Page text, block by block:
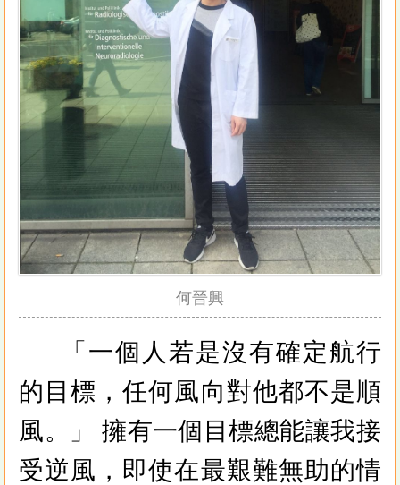
何晉興
「一個人若是沒有確定航行
的目標，任何風向對他都不是順
風。」 擁有一個目標總能讓我接
受逆風，即使在最艱難無助的情